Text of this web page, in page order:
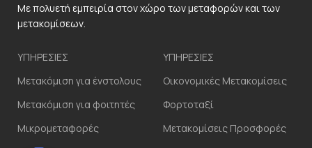
Με πολυετή εμπειρία στον χώρο των μεταφορών και των
μετακομίσεων.
ΥΠΗΡΕΣΙΕΣ
Μετακόμιση για ένστολους
Μετακόμιση για φοιτητές
Μικρομεταφορές
ΥΠΗΡΕΣΙΕΣ
Οικονομικές Μετακομίσεις
Φορτοταξί
Μετακομίσεις Προσφορές